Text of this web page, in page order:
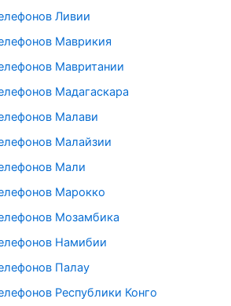
Ливии
Маврикия
Мавритании
Мадагаскара
Малави
Малайзии
Мали
Марокко
Мозамбика
Намибии
Палау
Республики Конго